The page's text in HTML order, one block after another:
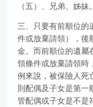
（五）、兄弟、姊
三、只要有前順位的
件或放棄請領），後
金。而前順位的遺屬
領條件或放棄請領時
例來說，被保險人死
則配偶及子女是第一
管配偶或子女是不是